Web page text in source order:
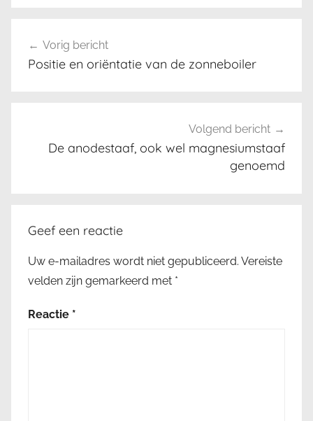
τ
α
κ
Vorig bericht
Positie en oriëntatie van de zonneboiler
Volgend bericht
De anodestaaf, ook wel magnesiumstaaf
genoemd
Geef een reactie
Uw e-mailadres wordt niet gepubliceerd. Vereiste
velden zijn gemarkeerd met *
Reactie *